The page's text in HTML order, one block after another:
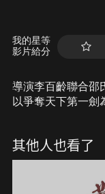
我的星等
影片給分
導演李百齡聯合邵
以爭奪天下第一劍
終在最後一擊敗在
鑄劍師老鷹(谷峰
其他人也看了